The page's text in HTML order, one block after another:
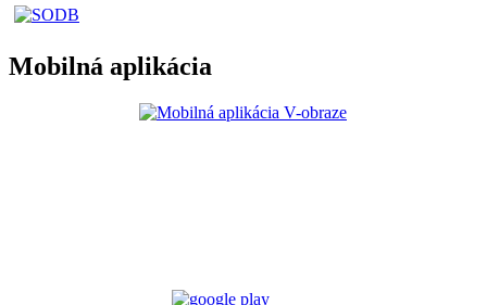
Mobilná aplikácia